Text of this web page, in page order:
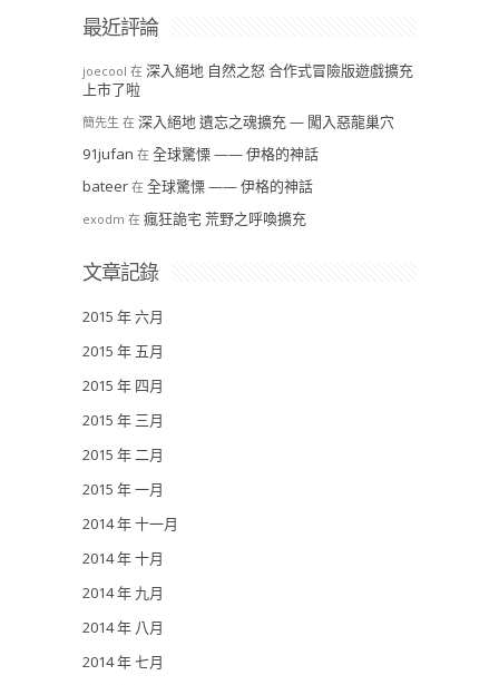
最近評論
joecool 在 深入絕地 自然之怒 合作式冒險版遊戲擴充
上市了啦
簡先生 在 深入絕地 遺忘之魂擴充 — 闖入惡龍巢穴
91jufan 在 全球驚慄 —— 伊格的神話
bateer 在 全球驚慄 —— 伊格的神話
exodm 在 瘋狂詭宅 荒野之呼喚擴充
文章記錄
2015 年 六月
2015 年 五月
2015 年 四月
2015 年 三月
2015 年 二月
2015 年 一月
2014 年 十一月
2014 年 十月
2014 年 九月
2014 年 八月
2014 年 七月